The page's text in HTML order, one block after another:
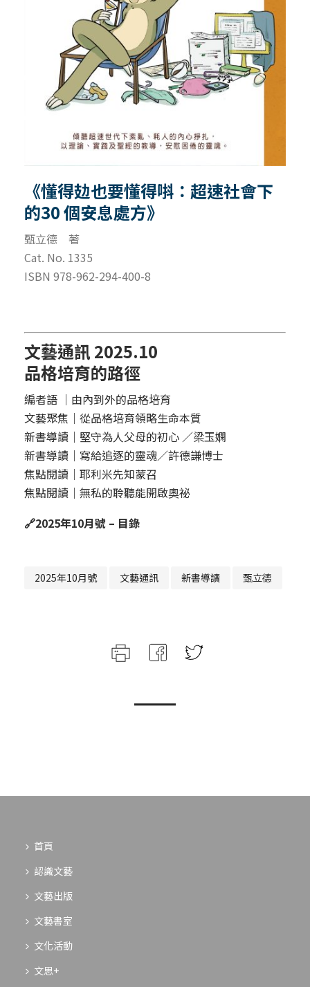
《懂得攰也要懂得唞：超速社會下
的30 個安息處方》
甄立德 著
Cat. No. 1335
ISBN 978-962-294-400-8
文藝通訊 2025.10
品格培育的路徑
編者語 ｜由內到外的品格培育
文藝聚焦｜從品格培育領略生命本質
新書導讀｜堅守為人父母的初心 ／梁玉嫻
新書導讀｜寫給追逐的靈魂／許德謙博士
焦點閱讀｜耶利米先知蒙召
焦點閱讀｜無私的聆聽能開啟奧祕
🔗2025年10月號 – 目錄
2025年10月號 文藝通訊 新書導讀 甄立德
首頁
認識文藝
文藝出版
文藝書室
文化活動
文思+